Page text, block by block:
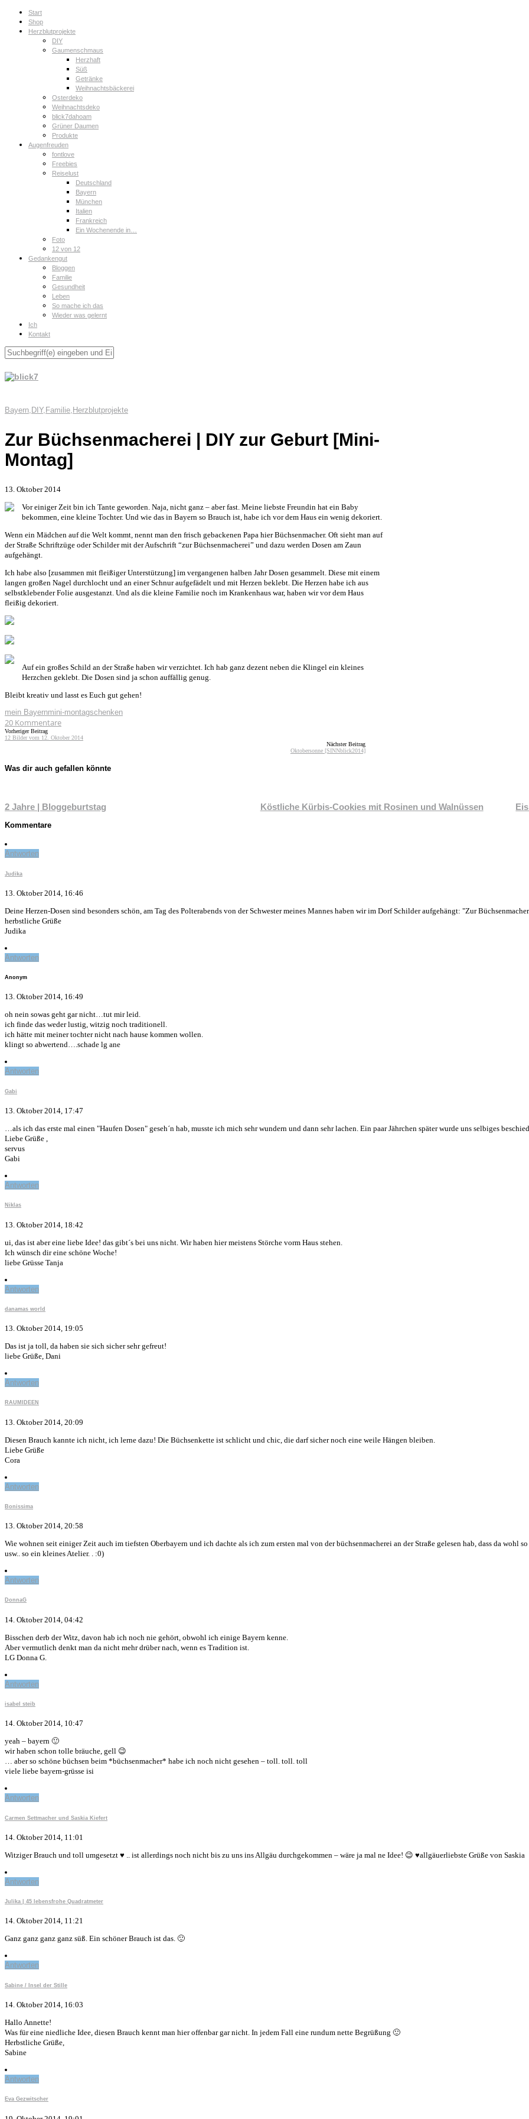
Start
Shop
Herzblutprojekte
DIY
Gaumenschmaus
Herzhaft
Süß
Getränke
Weihnachtsbäckerei
Osterdeko
Weihnachtsdeko
blick7dahoam
Grüner Daumen
Produkte
Augenfreuden
fontlove
Freebies
Reiselust
Deutschland
Bayern
München
Italien
Frankreich
Ein Wochenende in…
Foto
12 von 12
Gedankengut
Bloggen
Familie
Gesundheit
Leben
So mache ich das
Wieder was gelernt
Ich
Kontakt
Bayern, DIY, Familie, Herzblutprojekte
Zur Büchsenmacherei | DIY zur Geburt [Mini-
Montag]
13. Oktober 2014
Vor einiger Zeit bin ich Tante geworden. Naja, nicht ganz – aber fast. Meine liebste Freundin hat ein Baby
bekommen, eine kleine Tochter. Und wie das in Bayern so Brauch ist, habe ich vor dem Haus ein wenig dekoriert.
Wenn ein Mädchen auf die Welt kommt, nennt man den frisch gebackenen Papa hier Büchsenmacher. Oft sieht man auf
der Straße Schriftzüge oder Schilder mit der Aufschrift “zur Büchsenmacherei” und dazu werden Dosen am Zaun
aufgehängt.
Ich habe also [zusammen mit fleißiger Unterstützung] im vergangenen halben Jahr Dosen gesammelt. Diese mit einem
langen großen Nagel durchlocht und an einer Schnur aufgefädelt und mit Herzen beklebt. Die Herzen habe ich aus
selbstklebender Folie ausgestanzt. Und als die kleine Familie noch im Krankenhaus war, haben wir vor dem Haus
fleißig dekoriert.
Auf ein großes Schild an der Straße haben wir verzichtet. Ich hab ganz dezent neben die Klingel ein kleines
Herzchen geklebt. Die Dosen sind ja schon auffällig genug.
Bleibt kreativ und lasst es Euch gut gehen!
mein Bayernmini-montagschenken
20 Kommentare
Vorheriger Beitrag
12 Bilder vom 12. Oktober 2014
Nächster Beitrag
Oktobersonne [SINNblick2014]
Was dir auch gefallen könnte
2 Jahre | Bloggeburtstag Köstliche Kürbis-Cookies mit Rosinen und Walnüssen
Kommentare
Antworten
Judika
13. Oktober 2014, 16:46
Deine Herzen-Dosen sind besonders schön, am Tag des Polterabends von der Schwester meines Mannes haben wir im Dorf Schilder aufgehängt: "Zur
herbstliche Grüße
Judika
Antworten
Anonym
13. Oktober 2014, 16:49
oh nein sowas geht gar nicht…tut mir leid.
ich finde das weder lustig, witzig noch traditionell.
ich hätte mit meiner tochter nicht nach hause kommen wollen.
klingt so abwertend….schade lg ane
Antworten
Gabi
13. Oktober 2014, 17:47
…als ich das erste mal einen "Haufen Dosen" geseh´n hab, musste ich mich sehr wundern und dann sehr lachen. Ein paar Jährchen später wurde uns selbiges
Liebe Grüße ,
servus
Gabi
Antworten
Niklas
13. Oktober 2014, 18:42
ui, das ist aber eine liebe Idee! das gibt´s bei uns nicht. Wir haben hier meistens Störche vorm Haus stehen.
Ich wünsch dir eine schöne Woche!
liebe Grüsse Tanja
Antworten
danamas world
13. Oktober 2014, 19:05
Das ist ja toll, da haben sie sich sicher sehr gefreut!
liebe Grüße, Dani
Antworten
RAUMIDEEN
13. Oktober 2014, 20:09
Diesen Brauch kannte ich nicht, ich lerne dazu! Die Büchsenkette ist schlicht und chic, die darf sicher noch eine weile Hängen bleiben.
Liebe Grüße
Cora
Antworten
Bonissima
13. Oktober 2014, 20:58
Wie wohnen seit einiger Zeit auch im tiefsten Oberbayern und ich dachte als ich zum ersten mal von der büchsenmacherei an der Straße gelesen hab, dass da wohl
usw.. so ein kleines Atelier. . :0)
Antworten
DonnaG
14. Oktober 2014, 04:42
Bisschen derb der Witz, davon hab ich noch nie gehört, obwohl ich einige Bayern kenne.
Aber vermutlich denkt man da nicht mehr drüber nach, wenn es Tradition ist.
LG Donna G.
Antworten
isabel steib
14. Oktober 2014, 10:47
yeah – bayern 🙂
wir haben schon tolle bräuche, gell 😉
… aber so schöne büchsen beim *büchsenmacher* habe ich noch nicht gesehen – toll. toll. toll
viele liebe bayern-grüsse isi
Antworten
Carmen Settmacher und Saskia Kiefert
14. Oktober 2014, 11:01
Witziger Brauch und toll umgesetzt ♥ .. ist allerdings noch nicht bis zu uns ins Allgäu durchgekommen – wäre ja mal ne Idee! 😉 ♥allgäuerliebste Grüße von Saskia
Antworten
Julika | 45 lebensfrohe Quadratmeter
14. Oktober 2014, 11:21
Ganz ganz ganz ganz süß. Ein schöner Brauch ist das. 🙂
Antworten
Sabine / Insel der Stille
14. Oktober 2014, 16:03
Hallo Annette!
Was für eine niedliche Idee, diesen Brauch kennt man hier offenbar gar nicht. In jedem Fall eine rundum nette Begrüßung 🙂
Herbstliche Grüße,
Sabine
Antworten
Eva Gezwitscher